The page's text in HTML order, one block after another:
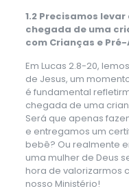
1.2 Precisamos
chegada de uma
com Crianças e
Em Lucas 2.8-20,
de Jesus, um
é fundamental
chegada de uma
Será que apenas
e entregamos um
bebê? Ou realmente
uma mulher de Deus
hora de valorizarmos
nosso Ministério!